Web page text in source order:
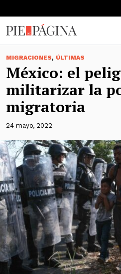
MIGRACIONES, ÚLTIMAS
México: el
militarizar la
migratoria
24 mayo, 2022